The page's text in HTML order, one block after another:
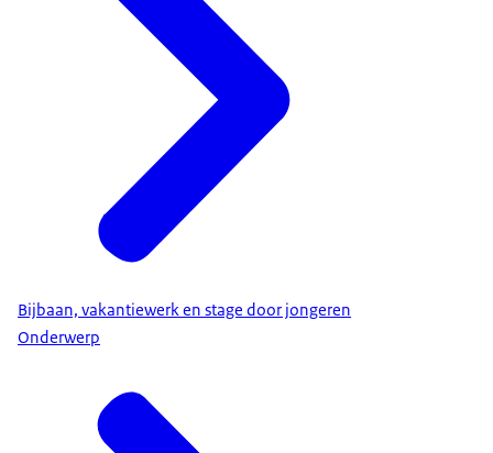
Bijbaan, vakantiewerk en stage door jongeren
Onderwerp